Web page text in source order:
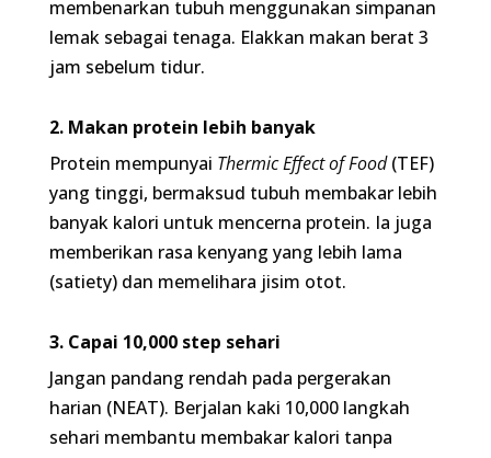
Protein mempunyaiThermic Effect of Food(TEF)
yang tinggi, bermaksud tubuh membakar lebih
banyak kalori untuk mencerna protein. Ia juga
(satiety) dan memelihara jisim otot.
3. Capai 10,000 step sehari
Jangan pandang rendah pada pergerakan harian
(NEAT). Berjalan kaki 10,000 langkah sehari
membantu membakar kalori tanpa meletakkan
tubuh yang lama tidak bersenam.
4. Buat weight lift setiap minggu
Latihan bebanan (angkat berat) membina jisim